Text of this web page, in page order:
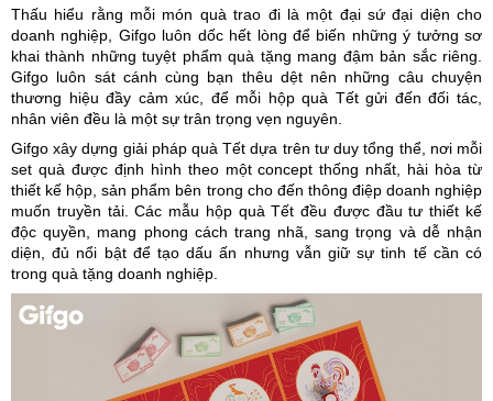
Thấu hiểu rằng mỗi món quà trao đi là một đại sứ đại diện cho
doanh nghiệp, Gifgo luôn dốc hết lòng để biến những ý tưởng sơ
khai thành những tuyệt phẩm quà tặng mang đậm bản sắc riêng.
Gifgo luôn sát cánh cùng bạn thêu dệt nên những câu chuyện
thương hiệu đầy cảm xúc, để mỗi hộp quà Tết gửi đến đối tác,
nhân viên đều là một sự trân trọng vẹn nguyên.
Gifgo xây dựng giải pháp quà Tết dựa trên tư duy tổng thể, nơi mỗi
set quà được định hình theo một concept thống nhất, hài hòa từ
thiết kế hộp, sản phẩm bên trong cho đến thông điệp doanh nghiệp
muốn truyền tải. Các mẫu hộp quà Tết đều được đầu tư thiết kế
độc quyền, mang phong cách trang nhã, sang trọng và dễ nhận
diện, đủ nổi bật để tạo dấu ấn nhưng vẫn giữ sự tinh tế cần có
trong quà tặng doanh nghiệp.